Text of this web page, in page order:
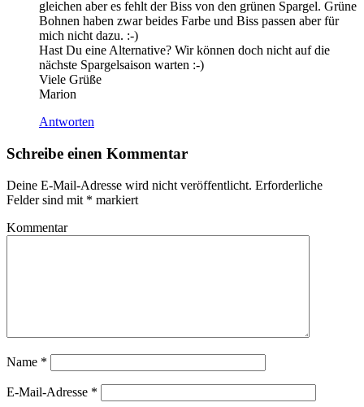
gleichen aber es fehlt der Biss von den grünen Spargel. Grüne
Bohnen haben zwar beides Farbe und Biss passen aber für
mich nicht dazu. :-)
Hast Du eine Alternative? Wir können doch nicht auf die
nächste Spargelsaison warten :-)
Viele Grüße
Marion
Antworten
Schreibe einen Kommentar
Deine E-Mail-Adresse wird nicht veröffentlicht. Erforderliche
Felder sind mit * markiert
Kommentar
Name *
E-Mail-Adresse *